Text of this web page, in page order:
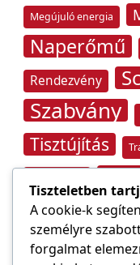
Megújuló energia
Naperőmű
Rendezvény
Szabvány
Tisztújítás
Villámvédelem
Tiszteletben
A cookie-k
személyre
forgalmat